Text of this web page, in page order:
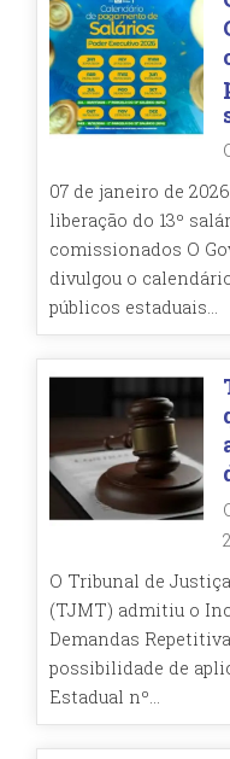
07 de janeiro de
liberação do 13º
comissionados O
divulgou o
públicos estaduais...
O Tribunal de
(TJMT) admitiu o
Demandas
possibilidade de
Estadual nº...